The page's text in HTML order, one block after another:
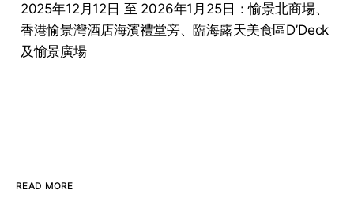
2025年12月12日 至 2026年1月25日：愉景北商場、
香港愉景灣酒店海濱禮堂旁、臨海露天美食區D’Deck
及愉景廣場
READ MORE